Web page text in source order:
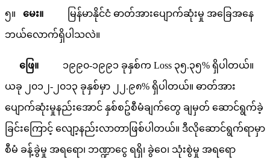
၅။ မေး။ မြန်မာနိုင်ငံ ဓာတ်အားပျောက်ဆုံးမှု အခြေအနေ
ဘယ်လောက်ရှိပါသလဲ။
ဖြေ။ ၁၉၉၀-၁၉၉၁ ခုနှစ်က Loss ၃၅.၃၅% ရှိပါတယ်။
ယခု ၂၀၁၂-၂၀၁၃ ခုနှစ်မှာ ၂၂.၉၈% ရှိပါတယ်။ ဓာတ်အား
ပျောက်ဆုံးမှုနည်းအောင် နှစ်စဥ်စီမံချက်တွေ ချမှတ် ဆောင်ရွက်ခဲ့
ခြင်းကြောင့် လျော့နည်းလာတာဖြစ်ပါတယ်။ ဒီလိုဆောင်ရွက်ရာမှာ
စီမံ ခန့်ခွဲမှု အရရော၊ ဘဏ္ဍာငွေ ရရှိ၊ ခွဲဝေ၊ သုံးစွဲမှု အရရော